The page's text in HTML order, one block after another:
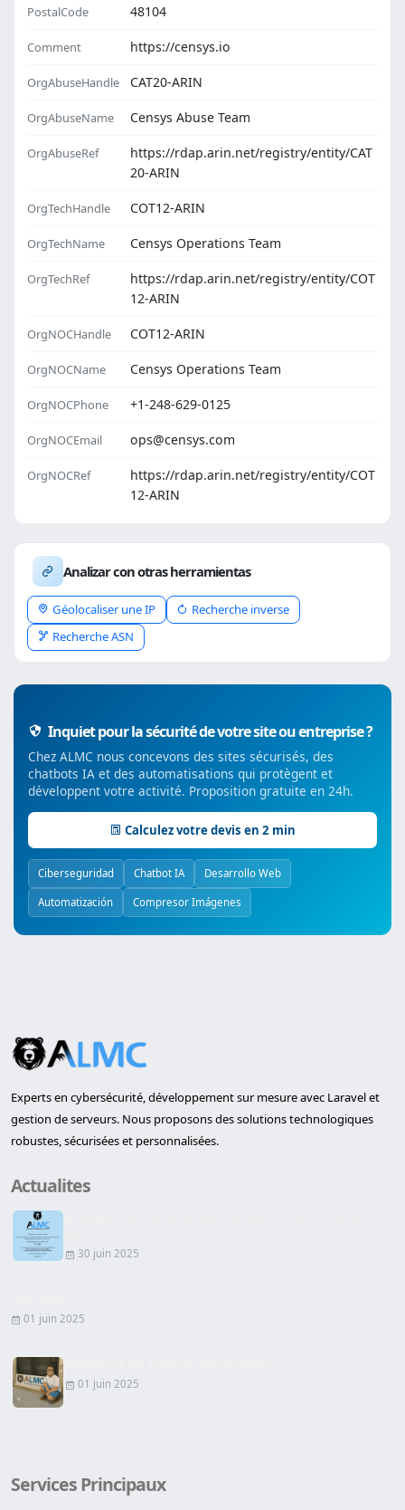
PostalCode 48104
Comment https://censys.io
OrgAbuseHandle CAT20-ARIN
OrgAbuseName Censys Abuse Team
OrgAbuseRef
https://rdap.arin.net/registry/entity/CAT
20-ARIN
OrgTechHandle COT12-ARIN
OrgTechName Censys Operations Team
OrgTechRef
https://rdap.arin.net/registry/entity/COT
12-ARIN
OrgNOCHandle COT12-ARIN
OrgNOCName Censys Operations Team
OrgNOCPhone +1-248-629-0125
OrgNOCEmail ops@censys.com
OrgNOCRef
https://rdap.arin.net/registry/entity/COT
12-ARIN
Analizar con otras herramientas
Géolocaliser une IP
Recherche inverse
Recherche ASN
Inquiet pour la sécurité de votre site ou entreprise ?
Chez ALMC nous concevons des sites sécurisés, des
chatbots IA et des automatisations qui protègent et
développent votre activité. Proposition gratuite en 24h.
Calculez votre devis en 2 min
Ciberseguridad Chatbot IA Desarrollo Web
Automatización Compresor Imágenes
Experts en cybersécurité, développement sur mesure avec Laravel et
gestion de serveurs. Nous proposons des solutions technologiques
robustes, sécurisées et personnalisées.
Actualites
30 juin 2025
01 juin 2025
01 juin 2025
Services Principaux